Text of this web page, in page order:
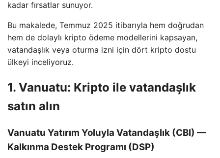
kadar fırsatlar sunuyor.
Bu makalede, Temmuz 2025 itibarıyla hem doğrudan
hem de dolaylı kripto ödeme modellerini kapsayan,
vatandaşlık veya oturma izni için dört kripto dostu
ülkeyi inceliyoruz.
1. Vanuatu: Kripto ile vatandaşlık
satın alın
Vanuatu Yatırım Yoluyla Vatandaşlık (CBI) —
Kalkınma Destek Programı (DSP)